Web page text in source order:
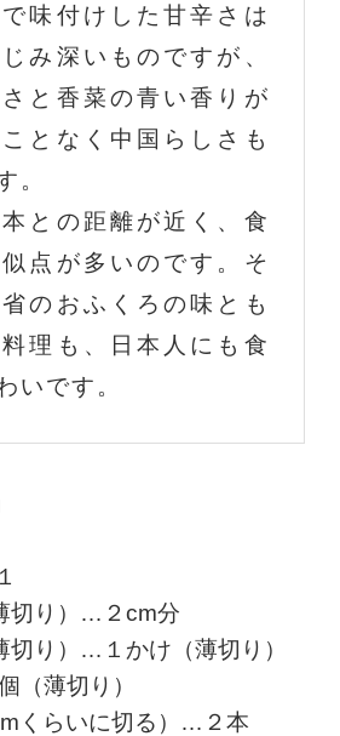
味付けした甘辛さは
み深いものですが、
と香菜の青い香りが
となく中国らしさも
。
との距離が近く、食
点が多いのです。そ
のおふくろの味とも
理も、日本人にも食
いです。
切り）…２cm分
切り）…１かけ（薄切り）
（薄切り）
くらいに切る）…２本